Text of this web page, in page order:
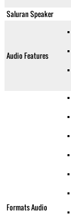
Saluran Speaker
Audio Features
Formats Audio